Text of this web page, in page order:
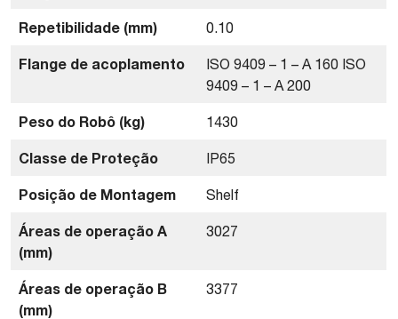
Repetibilidade (mm) 0.10
Flange de acoplamento
ISO 9409 – 1 – A 160 ISO
9409 – 1 – A 200
Peso do Robô (kg) 1430
Classe de Proteção IP65
Posição de Montagem Shelf
Áreas de operação A
(mm)
3027
Áreas de operação B
(mm)
3377